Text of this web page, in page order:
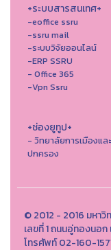
+ระบบสารสนเทศ+
-eoffice ssru
-ssru mail
-ระบบวิจัยออนไลน์
-ERP SSRU
- Office 365
-Vpn Ssru
+ช่องยูทูป+
- วิทยาลัยการเมืองแล
ปกครอง
© 2012 - 2016 มหา
เลขที่ 1 ถนนอู่ทองนอ
โทรศัพท์ 02-160-